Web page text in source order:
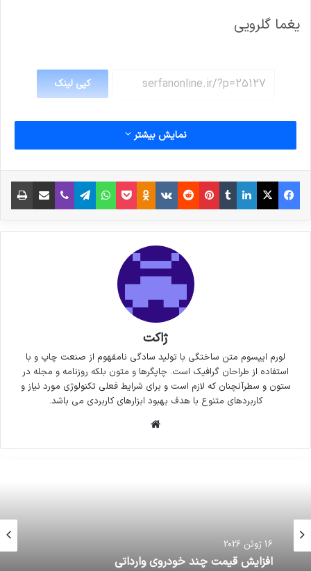
یغما گلرویی
کپی لینک
نمایش بیشتر
فیس بوک X لینکدین
‫تامبلر‫پین‌ترست
‫رددیت‫VKontakte
‫Odnoklassniki
پاکتواتس آپ تلگراموایبر اشتراک گذاری از طریق ایمیل
ژاکت
لورم ایپسوم متن ساختگی با تولید سادگی نامفهوم از صنعت چاپ و با
استفاده از طراحان گرافیک است. چاپگرها و متون بلکه روزنامه و مجله در
ستون و سطرآنچنان که لازم است و برای شرایط فعلی تکنولوژی مورد نیاز و
کاربردهای متنوع با هدف بهبود ابزارهای کاربردی می باشد.
16 ژوئن 2026
افزایش قیمت چند خودروی وارداتی